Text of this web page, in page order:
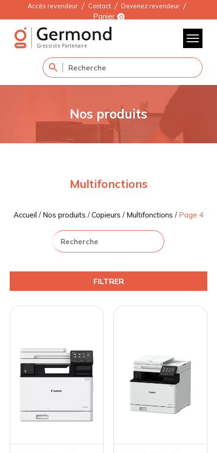
Accès revendeur Contact Devenez revendeur
Panier 0
Nos produits
Multifonctions
Accueil / Nos produits /Copieurs / Multifonctions / Page 4
FILTRER